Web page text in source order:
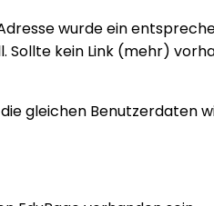
wurde ein
Sollte kein Link (mehr)
gleichen Benutzerdaten